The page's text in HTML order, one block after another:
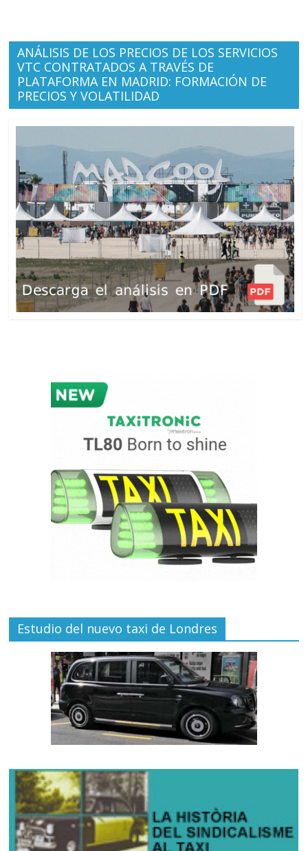
ANÁLISIS DE LOS PRECIOS DE LOS SERVICIOS
VTC CONTRATADOS A TRAVÉS DE
PLATAFORMA EN MADRID: FORMACIÓN DE
PRECIOS Y VOLATILIDAD
Estudio del nuevo taxi de Londres